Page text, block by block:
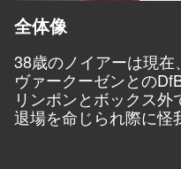
全体像
38歳のノイアーは現
ヴァークーゼンとの
リンポンとボックス
退場を命じられ際に怪